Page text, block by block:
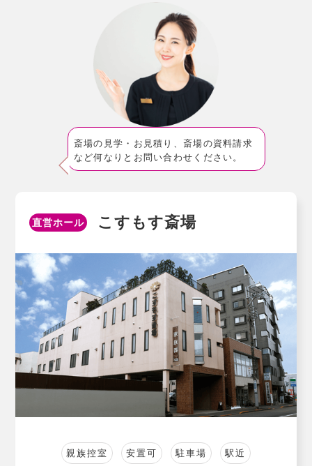
斎場の見学・お見積り、斎場の資料請求
など何なりとお問い合わせください。
直営ホール こすもす斎場
親族控室 安置可 駐車場 駅近